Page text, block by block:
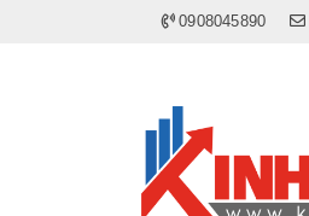
0908045890